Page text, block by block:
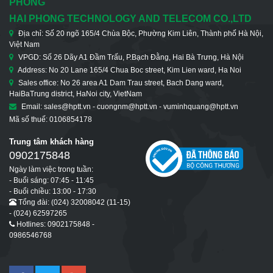
PHONG
HAI PHONG TECHNOLOGY AND TELECOM CO.,LTD
Địa chỉ: Số 20 ngõ 165/4 Chùa Bộc, Phường Kim Liên, Thành phố Hà Nội,
Việt Nam
VPGD: Số 26 Dãy A1 Đầm Trấu, P.Bạch Đằng, Hai Bà Trưng, Hà Nội
Address: No 20 Lane 165/4 Chua Boc street, Kim Lien ward, Ha Noi
Sales office: No 26 area A1 Dam Trau street, Bach Dang ward,
HaiBaTrung district, HaNoi city, VietNam
Email: sales@hptt.vn - cuongnm@hptt.vn - vuminhquang@hptt.vn
Mã số thuế: 0106854178
Trung tâm khách hàng
0902175848
Ngày làm việc trong tuần:
- Buổi sáng: 07:45 - 11:45
- Buổi chiều: 13:00 - 17:30
Tổng đài: (024) 32008042 (11-15)
- (024) 62597265
Hotlines: 0902175848 -
0986546768